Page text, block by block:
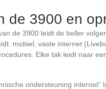
de 3900 en
de 3900 leidt de beller
mobiel, vaste internet
Elke tak leidt naar
ondersteuning internet”